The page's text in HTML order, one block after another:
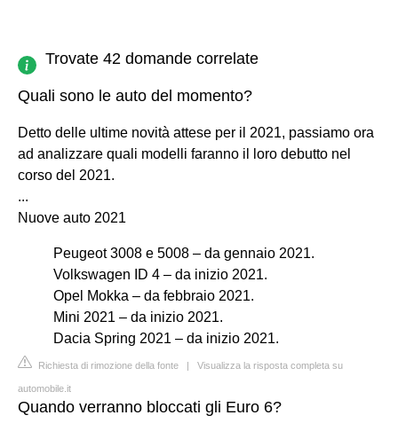
Trovate 42 domande correlate
Quali sono le auto del momento?
Detto delle ultime novità attese per il 2021, passiamo ora
ad analizzare quali modelli faranno il loro debutto nel
corso del 2021.
...
Nuove auto 2021
Peugeot 3008 e 5008 – da gennaio 2021.
Volkswagen ID 4 – da inizio 2021.
Opel Mokka – da febbraio 2021.
Mini 2021 – da inizio 2021.
Dacia Spring 2021 – da inizio 2021.
Richiesta di rimozione della fonte | Visualizza la risposta completa su
automobile.it
Quando verranno bloccati gli Euro 6?